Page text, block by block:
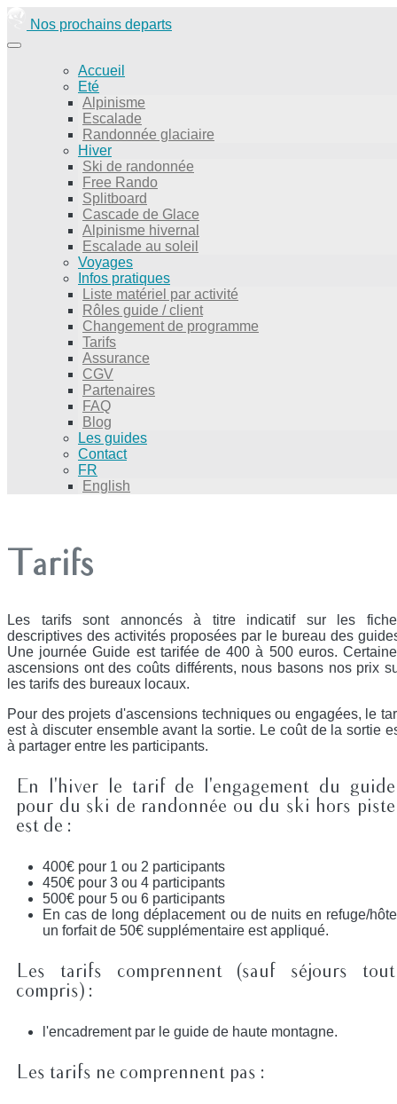
Nos prochains departs
Accueil
Eté
Alpinisme
Escalade
Randonnée glaciaire
Hiver
Ski de randonnée
Free Rando
Splitboard
Cascade de Glace
Alpinisme hivernal
Escalade au soleil
Voyages
Infos pratiques
Liste matériel par activité
Rôles guide / client
Changement de programme
Tarifs
Assurance
CGV
Partenaires
FAQ
Blog
Les guides
Contact
FR
English
Tarifs
Les tarifs sont annoncés à titre indicatif sur les
descriptives des activités proposées par le bureau des
Une journée Guide est tarifée de 400 à 500 euros.
ascensions ont des coûts différents, nous basons nos prix
les tarifs des bureaux locaux.
Pour des projets d'ascensions techniques ou engagées, le
est à discuter ensemble avant la sortie. Le coût de la sortie
à partager entre les participants.
En l'hiver le tarif de l'engagement du guide
pour du ski de randonnée ou du ski hors piste
est de :
400€ pour 1 ou 2 participants
450€ pour 3 ou 4 participants
500€ pour 5 ou 6 participants
En cas de long déplacement ou de nuits en refuge/
un forfait de 50€ supplémentaire est appliqué.
Les tarifs comprennent (sauf séjours tout
compris) :
l'encadrement par le guide de haute montagne.
Les tarifs ne comprennent pas :